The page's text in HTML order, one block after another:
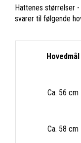
Hattenes størrelser
svarer til følgende
Hovedmål
Ca. 56 cm
Ca. 58 cm